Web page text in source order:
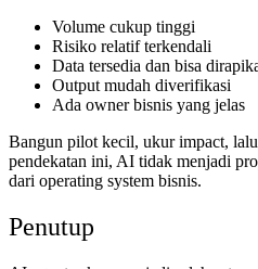
Volume cukup tinggi
Risiko relatif terkendali
Data tersedia dan bisa
Output mudah diverifikasi
Ada owner bisnis yang jelas
Bangun pilot kecil, ukur impact,
pendekatan ini, AI tidak menjadi
dari operating system bisnis.
Penutup